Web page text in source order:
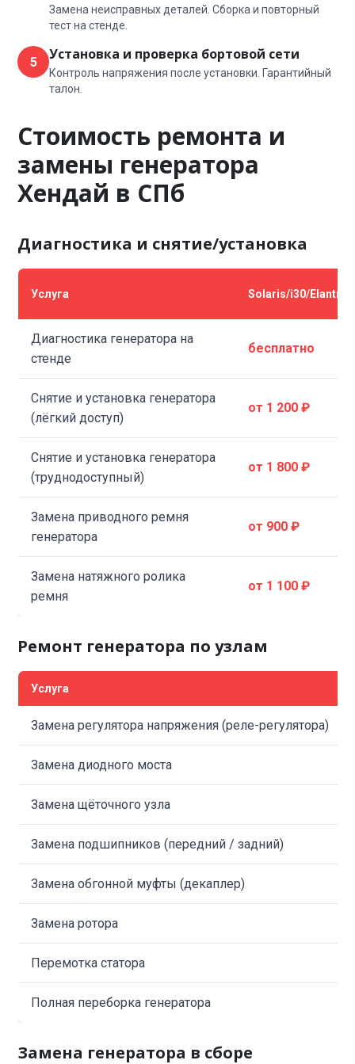
Замена неисправных деталей. Сборка и повторный
тест на стенде.
5 Установка и проверка бортовой сети
Контроль напряжения после установки. Гарантийный
талон.
Стоимость ремонта и
замены генератора
Хендай в СПб
Диагностика и снятие/установка
Услуга Solaris/i30/Elantra
Диагностика генератора на
стенде
бесплатно
Снятие и установка генератора
(лёгкий доступ)
от 1 200 ₽
Снятие и установка генератора
(труднодоступный)
от 1 800 ₽
Замена приводного ремня
генератора
от 900 ₽
Замена натяжного ролика
ремня
от 1 100 ₽
Ремонт генератора по узлам
Услуга
Замена регулятора напряжения (реле-регулятора)
Замена диодного моста
Замена щёточного узла
Замена подшипников (передний / задний)
Замена обгонной муфты (декаплер)
Замена ротора
Перемотка статора
Полная переборка генератора
Замена генератора в сборе